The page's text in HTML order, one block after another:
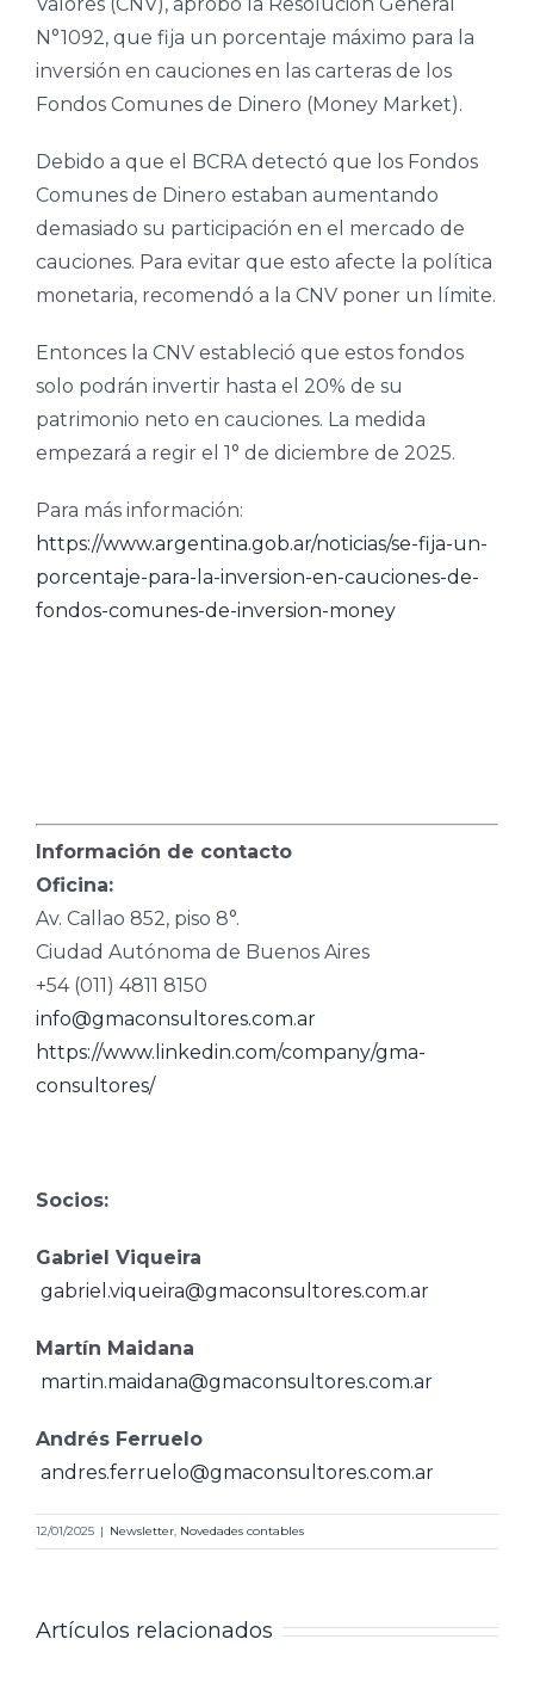
N°1092, que fija un porcentaje máximo para la
inversión en cauciones en las carteras de los
Fondos Comunes de Dinero (Money Market).
Debido a que el BCRA detectó que los Fondos
Comunes de Dinero estaban aumentando
demasiado su participación en el mercado de
cauciones. Para evitar que esto afecte la política
monetaria, recomendó a la CNV poner un límite.
Entonces la CNV estableció que estos fondos
solo podrán invertir hasta el 20% de su
patrimonio neto en cauciones. La medida
empezará a regir el 1° de diciembre de 2025.
Para más información:
https://www.argentina.gob.ar/noticias/se-fija-un-
porcentaje-para-la-inversion-en-cauciones-de-
fondos-comunes-de-inversion-money
Información de contacto
Oficina:
Av. Callao 852, piso 8°.
Ciudad Autónoma de Buenos Aires
+54 (011) 4811 8150
info@gmaconsultores.com.ar
https://www.linkedin.com/company/gma-
consultores/
Socios:
Gabriel Viqueira
gabriel.viqueira@gmaconsultores.com.ar
Martín Maidana
martin.maidana@gmaconsultores.com.ar
Andrés Ferruelo
andres.ferruelo@gmaconsultores.com.ar
12/01/2025 | Newsletter Novedades contables
Artículos relacionados